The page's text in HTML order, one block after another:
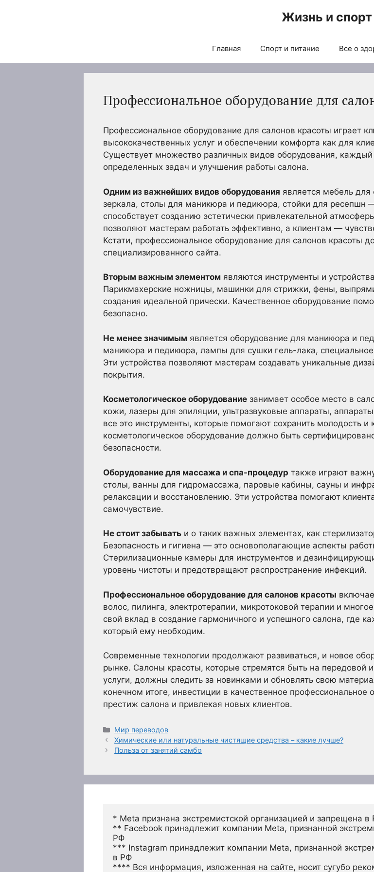
Жизнь и спорт
Главная Спорт и питание Все о
Профессиональное оборудование для
Профессиональное оборудование для салонов красоты играет
высококачественных услуг и обеспечении комфорта как для
Существует множество различных видов оборудования,
определенных задач и улучшения работы салона.
Одним из важнейших видов оборудования является мебель для
зеркала, столы для маникюра и педикюра, стойки для ресепшн
способствует созданию эстетически привлекательной
позволяют мастерам работать эффективно, а клиентам —
Кстати, профессиональное оборудование для салонов красоты
специализированного сайта.
Вторым важным элементом являются инструменты и
Парикмахерские ножницы, машинки для стрижки, фены,
создания идеальной прически. Качественное оборудование
безопасно.
Не менее значимым является оборудование для маникюра и
маникюра и педикюра, лампы для сушки гель-лака, специальное
Эти устройства позволяют мастерам создавать уникальные
покрытия.
Косметологическое оборудование занимает особое место в
кожи, лазеры для эпиляции, ультразвуковые аппараты,
все это инструменты, которые помогают сохранить молодость и
косметологическое оборудование должно быть
безопасности.
Оборудование для массажа и спа-процедур также играют
столы, ванны для гидромассажа, паровые кабины, сауны и
релаксации и восстановлению. Эти устройства помогают
самочувствие.
Не стоит забывать и о таких важных элементах, как
Безопасность и гигиена — это основополагающие аспекты
Стерилизационные камеры для инструментов и
уровень чистоты и предотвращают распространение инфекций.
Профессиональное оборудование для салонов красоты
волос, пилинга, электротерапии, микротоковой терапии и
свой вклад в создание гармоничного и успешного салона, где
который ему необходим.
Современные технологии продолжают развиваться, и новое
рынке. Салоны красоты, которые стремятся быть на передовой
услуги, должны следить за новинками и обновлять свою
конечном итоге, инвестиции в качественное
престиж салона и привлекая новых клиентов.
Рубрики
Мир переводов
Химические или натуральные чистящие средства – какие лучше?
Польза от занятий самбо
* Meta признана экстремистской организацией и запрещена в
** Facebook принадлежит компании Meta, признанной
РФ
*** Instagram принадлежит компании Meta, признанной
в РФ
**** Вся информация, изложенная на сайте, носит сугубо